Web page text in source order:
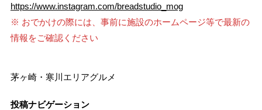
https://www.instagram.com/breadstudio_mog
※ おでかけの際には、事前に施設のホームページ等で最新の
情報をご確認ください
茅ヶ崎・寒川エリアグルメ
投稿ナビゲーション